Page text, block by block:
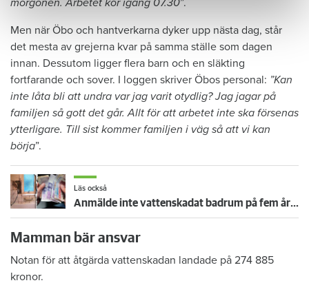
Men när Öbo och hantverkarna dyker upp nästa dag, står
det mesta av grejerna kvar på samma ställe som dagen
innan. Dessutom ligger flera barn och en släkting
fortfarande och sover. I loggen skriver Öbos personal: ”Kan
inte låta bli att undra var jag varit otydlig? Jag jagar på
familjen så gott det går. Allt för att arbetet inte ska försenas
ytterligare. Till sist kommer familjen i väg så att vi kan
börja”.
Läs också
Anmälde inte vattenskadat badrum på fem år – krävs på 125 000 kronor
Mamman bär ansvar
Notan för att åtgärda vattenskadan landade på 274 885
kronor.